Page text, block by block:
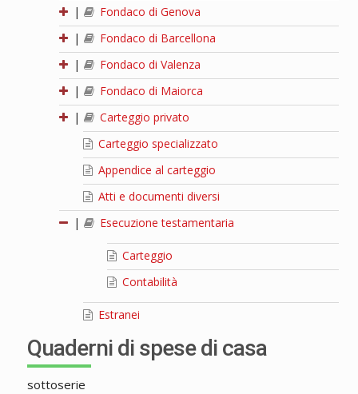
|
Fondaco di Genova
|
Fondaco di Barcellona
|
Fondaco di Valenza
|
Fondaco di Maiorca
|
Carteggio privato
Carteggio specializzato
Appendice al carteggio
Atti e documenti diversi
|
Esecuzione testamentaria
Carteggio
Contabilità
Estranei
Quaderni di spese di casa
sottoserie